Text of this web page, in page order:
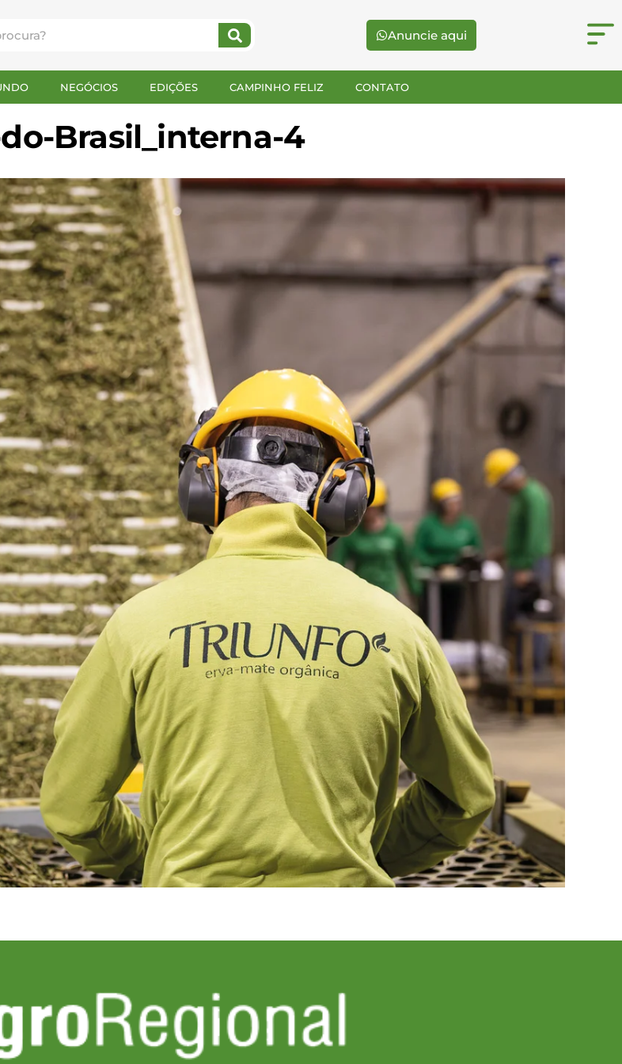
Anuncie aqui
NEGÓCIOS EDIÇÕES CAMPINHO FELIZ CONTATO
Brasil_interna-4